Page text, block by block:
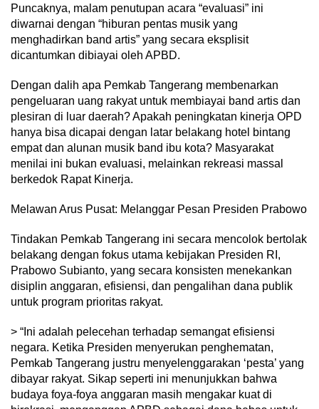
Puncaknya, malam penutupan acara “evaluasi” ini
diwarnai dengan “hiburan pentas musik yang
menghadirkan band artis” yang secara eksplisit
dicantumkan dibiayai oleh APBD.
Dengan dalih apa Pemkab Tangerang membenarkan
pengeluaran uang rakyat untuk membiayai band artis dan
plesiran di luar daerah? Apakah peningkatan kinerja OPD
hanya bisa dicapai dengan latar belakang hotel bintang
empat dan alunan musik band ibu kota? Masyarakat
menilai ini bukan evaluasi, melainkan rekreasi massal
berkedok Rapat Kinerja.
Melawan Arus Pusat: Melanggar Pesan Presiden Prabowo
Tindakan Pemkab Tangerang ini secara mencolok bertolak
belakang dengan fokus utama kebijakan Presiden RI,
Prabowo Subianto, yang secara konsisten menekankan
disiplin anggaran, efisiensi, dan pengalihan dana publik
untuk program prioritas rakyat.
> “Ini adalah pelecehan terhadap semangat efisiensi
negara. Ketika Presiden menyerukan penghematan,
Pemkab Tangerang justru menyelenggarakan ‘pesta’ yang
dibayar rakyat. Sikap seperti ini menunjukkan bahwa
budaya foya-foya anggaran masih mengakar kuat di